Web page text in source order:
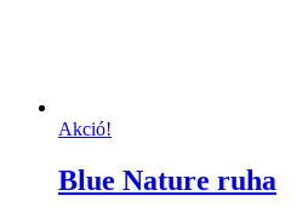
Akció!
Blue Nature ruha